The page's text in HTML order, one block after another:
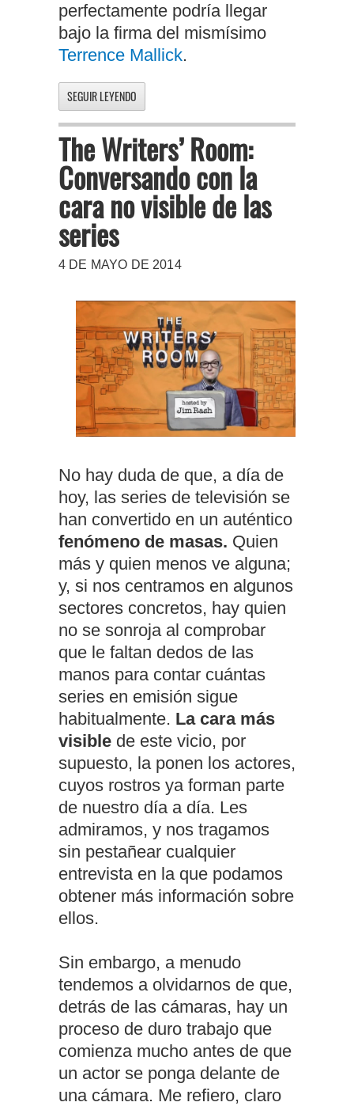
perfectamente podría llegar
bajo la firma del mismísimo
Terrence Mallick.
SEGUIR LEYENDO
The Writers’ Room:
Conversando con la
cara no visible de las
series
4 DE MAYO DE 2014
No hay duda de que, a día de
hoy, las series de televisión se
han convertido en un auténtico
fenómeno de masas. Quien
más y quien menos ve alguna;
y, si nos centramos en algunos
sectores concretos, hay quien
no se sonroja al comprobar
que le faltan dedos de las
manos para contar cuántas
series en emisión sigue
habitualmente. La cara más
visible de este vicio, por
supuesto, la ponen los actores,
cuyos rostros ya forman parte
de nuestro día a día. Les
admiramos, y nos tragamos
sin pestañear cualquier
entrevista en la que podamos
obtener más información sobre
ellos.
Sin embargo, a menudo
tendemos a olvidarnos de que,
detrás de las cámaras, hay un
proceso de duro trabajo que
comienza mucho antes de que
un actor se ponga delante de
una cámara. Me refiero, claro